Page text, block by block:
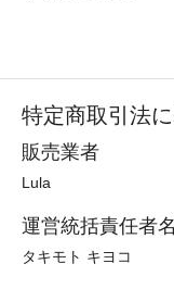
特定商取引法
販売業者
Lula
運営統括責任者名
タキモト キヨコ